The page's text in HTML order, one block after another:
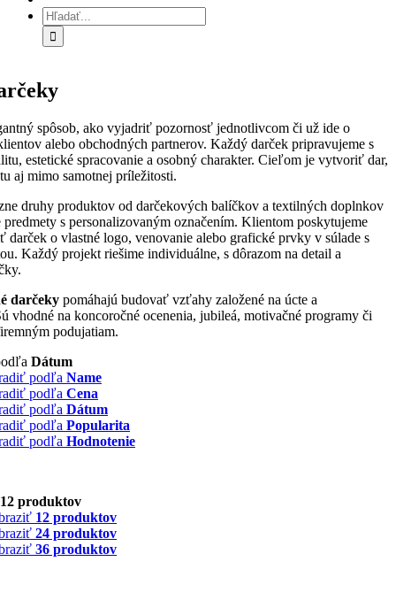
Hľadať:
spôsob, ako vyjadriť pozornosť jednotlivcom či už ide o
alebo obchodných partnerov. Každý darček pripravujeme s
estetické spracovanie a osobný charakter. Cieľom je vytvoriť dar,
aj mimo samotnej príležitosti.
druhy produktov od darčekových balíčkov a textilných doplnkov
s personalizovaným označením. Klientom poskytujeme
darček o vlastné logo, venovanie alebo grafické prvky v súlade s
Každý projekt riešime individuálne, s dôrazom na detail a
darčeky pomáhajú budovať vzťahy založené na úcte a
vhodné na koncoročné ocenenia, jubileá, motivačné programy či
podujatiam.
Dátum
podľa Name
podľa Cena
podľa Dátum
podľa Popularita
podľa Hodnotenie
12 produktov
12 produktov
24 produktov
36 produktov